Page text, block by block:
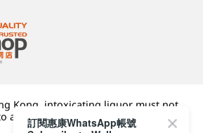
Kong, intoxicating liquor must not
a minor (under 18) in the course of
訂閱惠康WhatsApp帳號